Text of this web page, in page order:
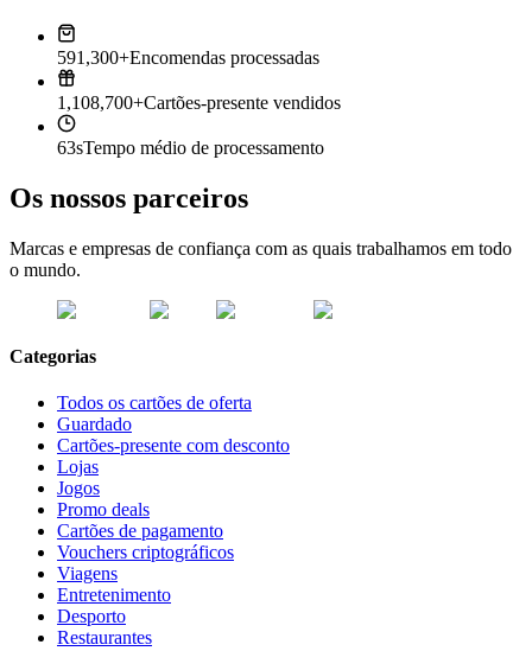
591,300+Encomendas processadas
1,108,700+Cartões-presente vendidos
63sTempo médio de processamento
Os nossos parceiros
Marcas e empresas de confiança com as quais trabalhamos em todo
o mundo.
Categorias
Todos os cartões de oferta
Guardado
Cartões-presente com desconto
Lojas
Jogos
Promo deals
Cartões de pagamento
Vouchers criptográficos
Viagens
Entretenimento
Desporto
Restaurantes